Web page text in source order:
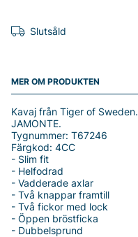
Slutsåld
MER OM PRODUKTEN
Kavaj från Tiger of Sweden.
JAMONTE.
Tygnummer: T67246
Färgkod: 4CC
- Slim fit
- Helfodrad
- Vadderade axlar
- Två knappar framtill
- Två fickor med lock
- Öppen bröstficka
- Dubbelsprund